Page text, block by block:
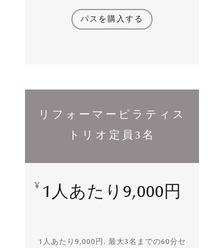
パスを購入する
リフォーマーピラティス
トリオ定員3名
¥ 1人あたり9,000円
1人あたり9,000円. 最大3名までの60分セ